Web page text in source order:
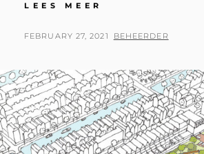
LEES MEER
KANTOOR
POSTED
FEBRUARY 27, 2021 BY
BEHEERDER